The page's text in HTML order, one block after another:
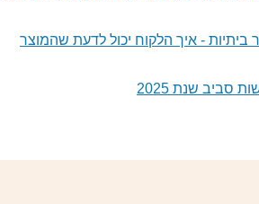
ביתיות - איך הלקוח יכול לדעת שהמוצר
סביב שנת 2025